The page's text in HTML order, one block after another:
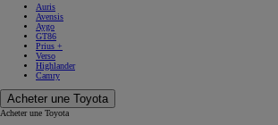
Auris
Avensis
Aygo
GT86
Prius +
Verso
Highlander
Camry
Acheter une Toyota
Acheter une Toyota